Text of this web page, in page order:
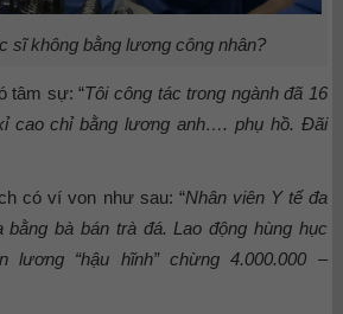
sĩ không bằng lương công nhân?
tâm sự: “Tôi công tác trong ngành đã 16
cao chỉ bằng lương anh…. phụ hồ. Đãi
có ví von như sau: “Nhân viên Y tế đa
bà bán trà đá. Lao động hùng hục
lương “hậu hĩnh” chừng 4.000.000 –